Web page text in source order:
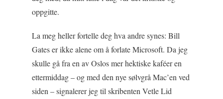
oppgitte.
La meg heller fortelle deg hva andre synes: Bill
Gates er ikke alene om å forlate Microsoft. Da jeg
skulle gå fra en av Oslos mer hektiske kaféer en
ettermiddag – og med den nye sølvgrå Mac’en ved
siden – signalerer jeg til skribenten Vetle Lid